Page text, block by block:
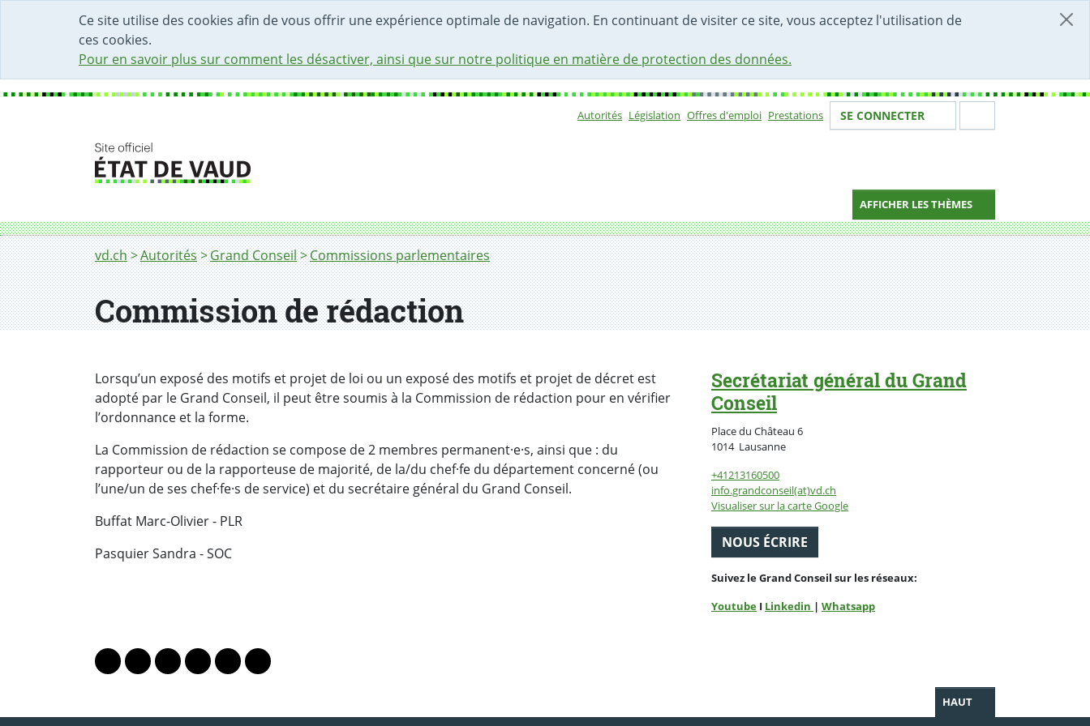
Ce site utilise des cookies afin de vous offrir une expérience optimale de navigation. En continuant de visiter ce site, vous acceptez l'utilisation de
ces cookies.
Pour en savoir plus sur comment les désactiver, ainsi que sur notre politique en matière de protection des données.
DÉBUT DU CONTENU DE LA PAGE
ACCÈS AU CHAMP DE RECHERCHE
PAGE D'ACCUEIL
FORMULAIRE DE CONTACT
Autorités Législation Offres d'emploi Prestations Votre identité
SE CONNECTER
AFFICHER LES THÈMES
Fil d'Ariane
vd.ch Autorités Grand Conseil Commissions parlementaires
Commission de rédaction
Lorsqu’un exposé des motifs et projet de loi ou un exposé des motifs et projet de décret est
adopté par le Grand Conseil, il peut être soumis à la Commission de rédaction pour en vérifier
l’ordonnance et la forme.
La Commission de rédaction se compose de 2 membres permanent·e·s, ainsi que : du
rapporteur ou de la rapporteuse de majorité, de la/du chef·fe du département concerné (ou
l’une/un de ses chef·fe·s de service) et du secrétaire général du Grand Conseil.
Buffat Marc-Olivier - PLR
Pasquier Sandra - SOC
Secrétariat général du Grand
Conseil
Place du Château 6
1014 LausanneSuisse
+41213160500
info.grandconseil(at)vd.ch
Visualiser sur la carte Google
NOUS ÉCRIRE
Suivez le Grand Conseil sur les réseaux:
Youtube I Linkedin | Whatsapp
Lien vers le profil Mastodon
Lien vers le profil Bluesky
Lien vers le profil Instagram
Lien vers le profil Linkedin
Lien vers le profil Facebook
Lien vers le profil Twitter
HAUT